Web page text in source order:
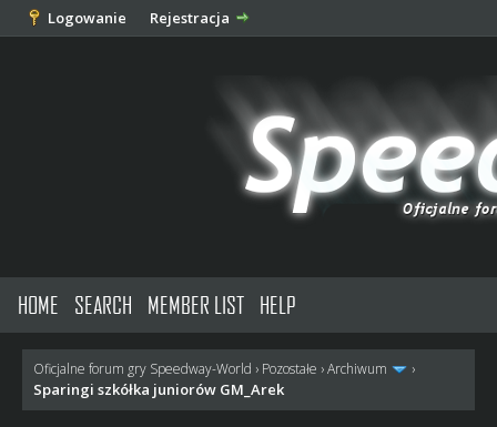
Logowanie Rejestracja
HOME SEARCH MEMBER LIST HELP
Oficjalne forum gry Speedway-World › Pozostałe ›Archiwum ›
Sparingi szkółka juniorów GM_Arek